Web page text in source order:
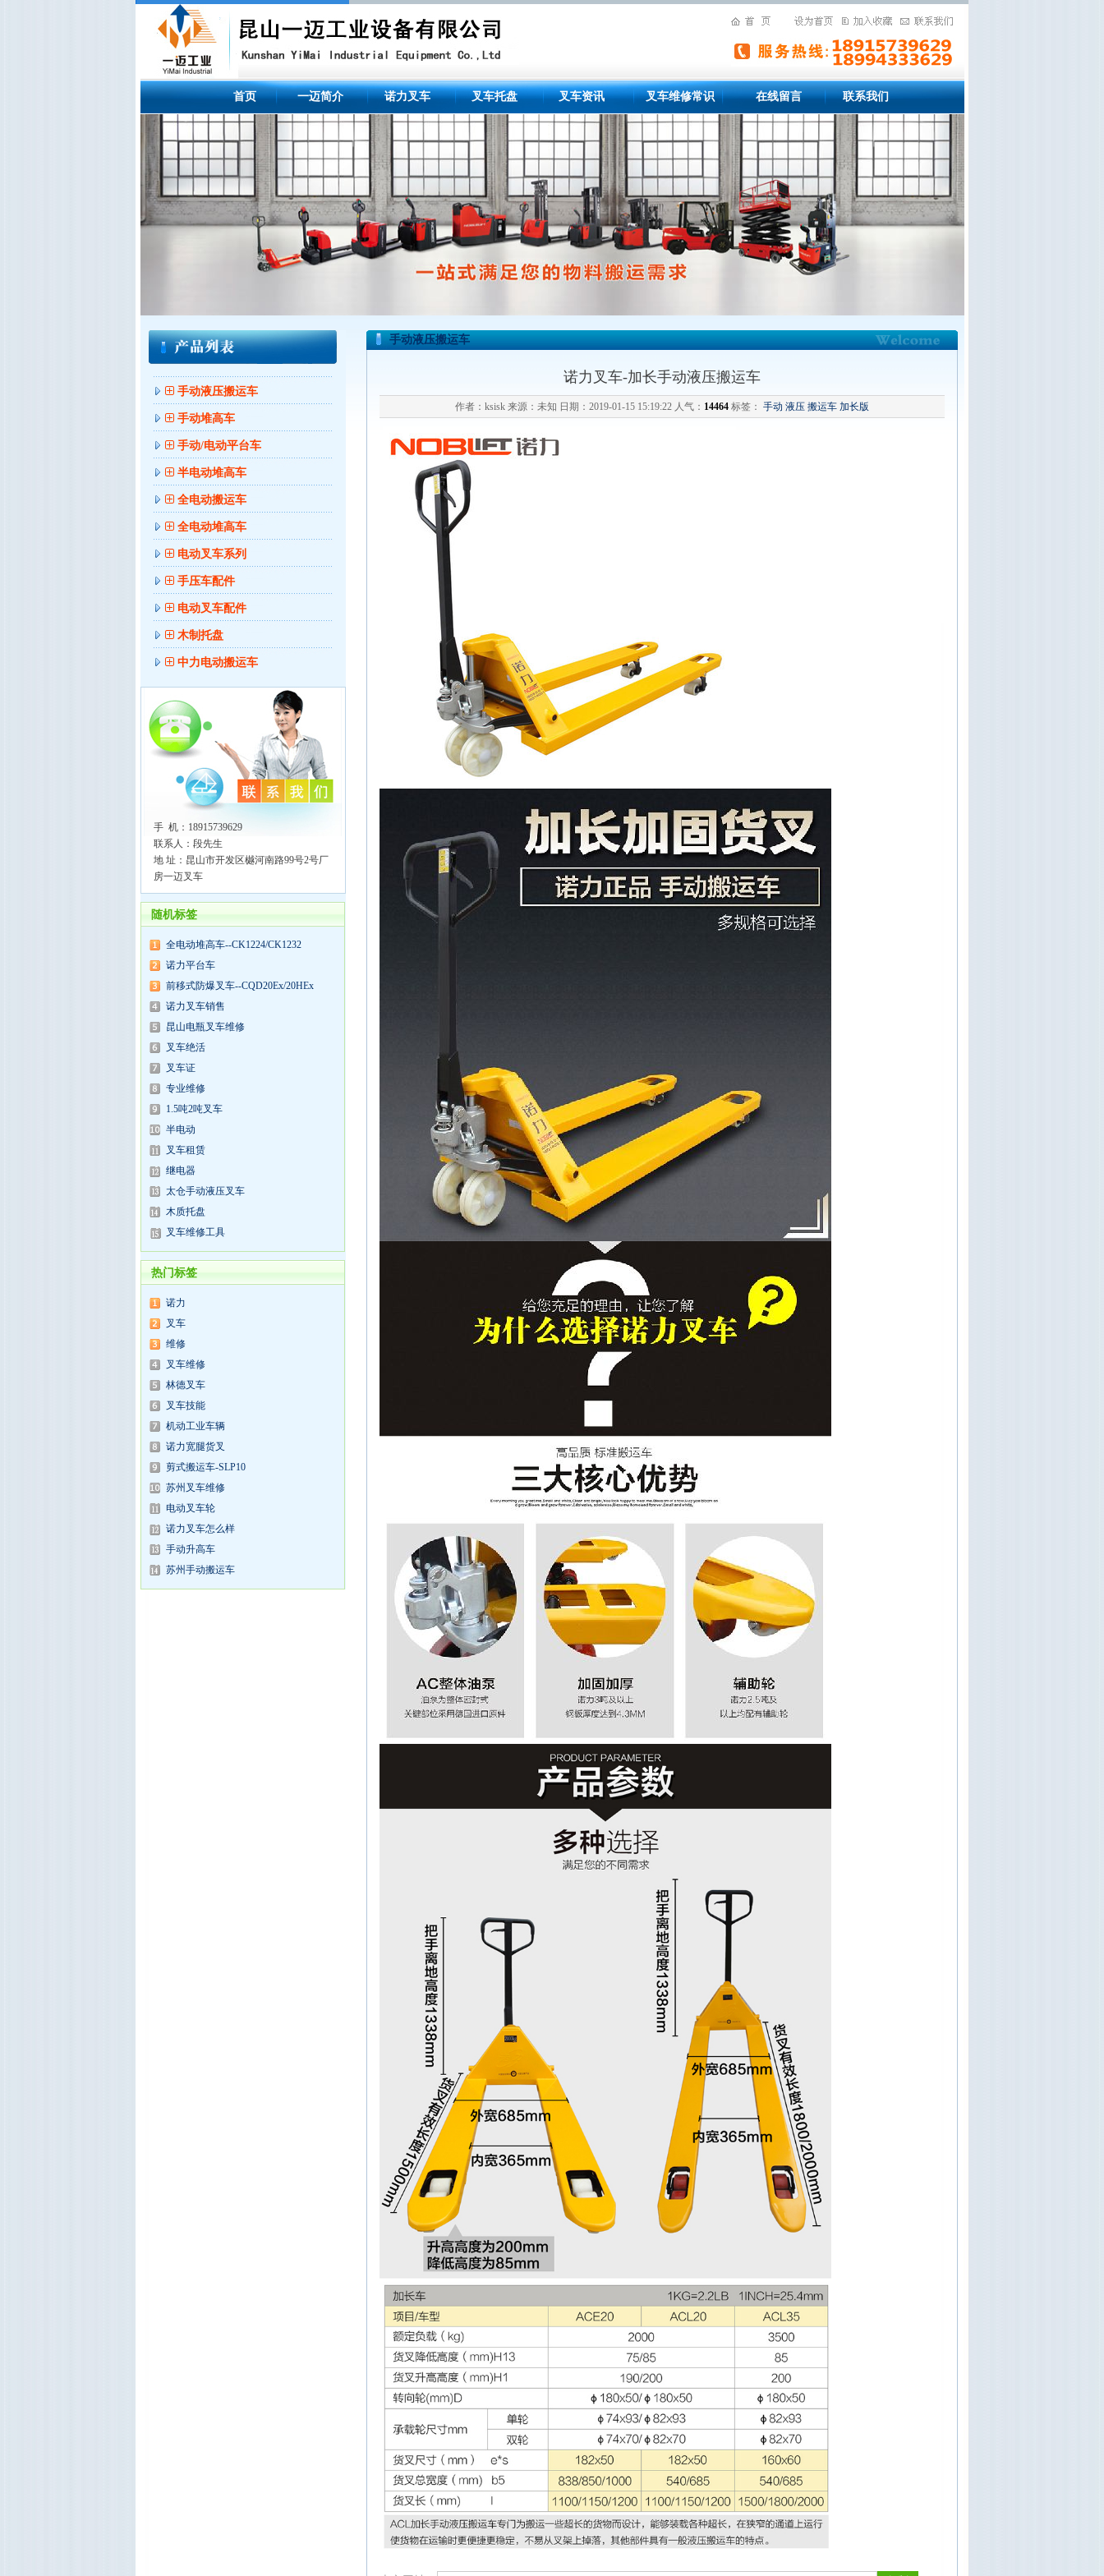
首页 一迈简介 诺力叉车 叉车托盘 叉车资讯 叉车维修常识 在线留言 联系我们
手动液压搬运车
手动堆高车
手动/电动平台车
半电动堆高车
全电动搬运车
全电动堆高车
电动叉车系列
手压车配件
电动叉车配件
木制托盘
中力电动搬运车
手 机：18915739629
联系人：段先生
地 址：昆山市开发区樾河南路99号2号厂
房一迈叉车
随机标签
全电动堆高车--CK1224/CK1232
诺力平台车
前移式防爆叉车--CQD20Ex/20HEx
诺力叉车销售
昆山电瓶叉车维修
叉车绝活
叉车证
专业维修
1.5吨2吨叉车
半电动
叉车租赁
继电器
太仓手动液压叉车
木质托盘
叉车维修工具
热门标签
诺力
叉车
维修
叉车维修
林德叉车
叉车技能
机动工业车辆
诺力宽腿货叉
剪式搬运车-SLP10
苏州叉车维修
电动叉车轮
诺力叉车怎么样
手动升高车
苏州手动搬运车
手动液压搬运车
诺力叉车-加长手动液压搬运车
作者：ksisk 来源：未知 日期：2019-01-15 15:19:22 人气： 14464标签： 手动 液压 搬运车 加长版